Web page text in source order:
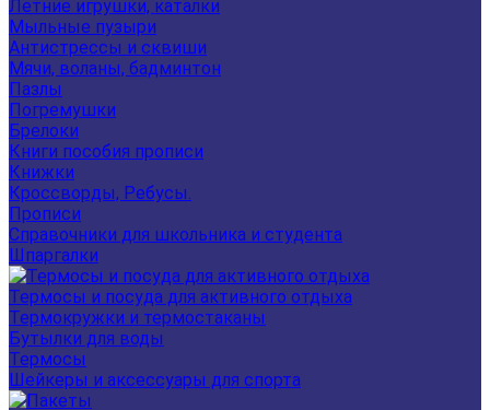
Летние игрушки, каталки
Мыльные пузыри
Антистрессы и сквиши
Мячи, воланы, бадминтон
Пазлы
Погремушки
Брелоки
Книги пособия прописи
Книжки
Кроссворды, Ребусы.
Прописи
Справочники для школьника и студента
Шпаргалки
Термосы и посуда для активного отдыха
Термокружки и термостаканы
Бутылки для воды
Термосы
Шейкеры и аксессуары для спорта